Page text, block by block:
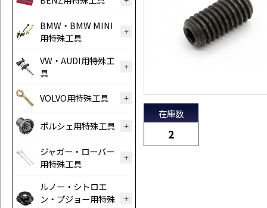
BMW・BMW MINI
用特殊工具
VW・AUDI用特殊工
具
VOLVO用特殊工具
ポルシェ用特殊工具
ジャガー・ローバー
用特殊工具
ルノー・シトロエ
ン・プジョー用特殊
在庫数
2